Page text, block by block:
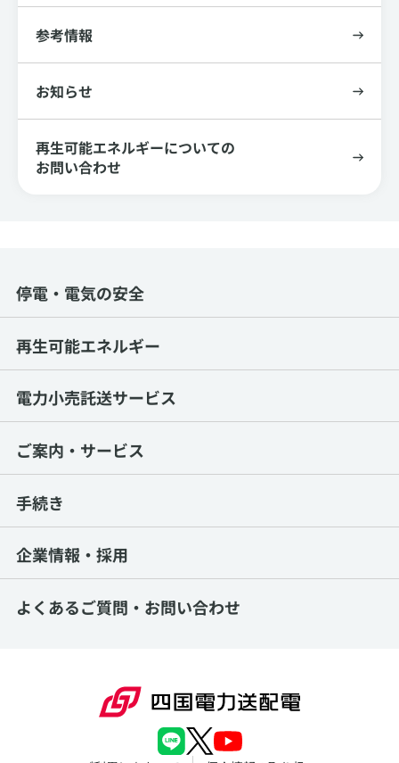
参考情報
お知らせ
再生可能エネルギーについての
お問い合わせ
停電・電気の安全
再生可能エネルギー
電力小売託送サービス
ご案内・サービス
手続き
企業情報・採用
よくあるご質問・ お問い合わせ